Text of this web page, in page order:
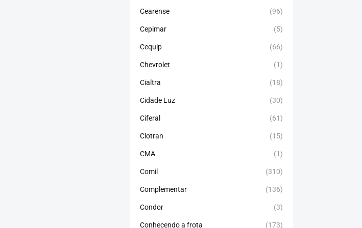
Cearense (96)
Cepimar (5)
Cequip (66)
Chevrolet (1)
Cialtra (18)
Cidade Luz (30)
Ciferal (61)
Clotran (15)
CMA (1)
Comil (310)
Complementar (136)
Condor (3)
Conhecendo a frota (173)